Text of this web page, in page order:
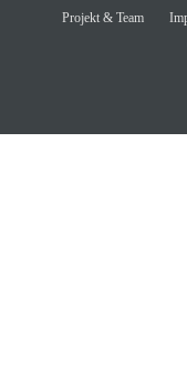
Projekt & Team